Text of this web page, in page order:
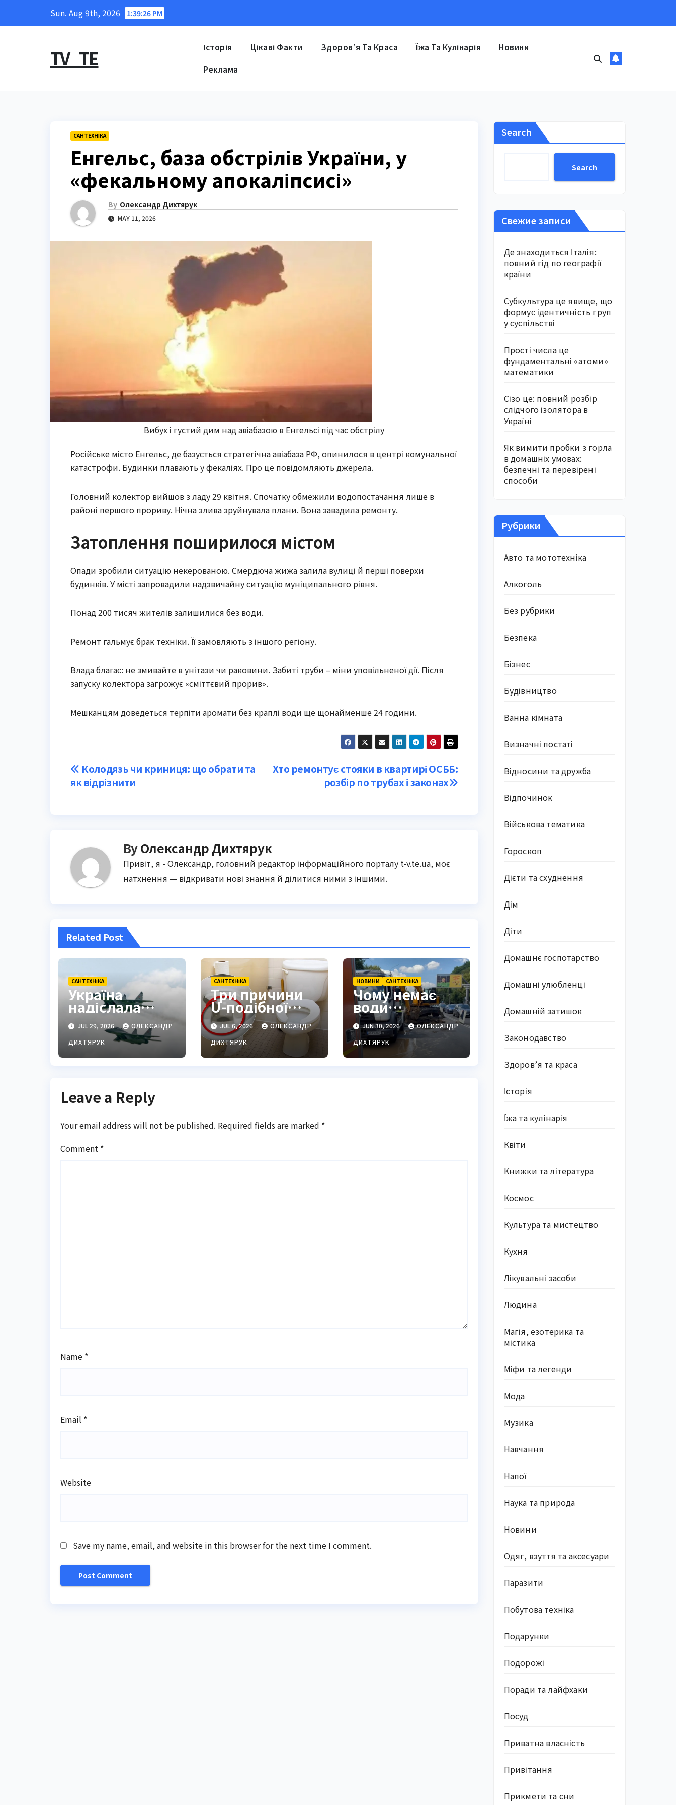
Sun. Aug 9th, 2026 1:39:27 PM
TV_TE Історія Цікаві Факти Здоров’я Та Краса Їжа Та Кулінарія Новини
Реклама
САНТЕХНІКА
Енгельс, база обстрілів України, у
«фекальному апокаліпсисі»
By Олександр Дихтярук
MAY 11, 2026
Вибух і густий дим над авіабазою в Енгельсі під час обстрілу
Російське місто Енгельс, де базується стратегічна авіабаза РФ, опинилося в центрі комунальної
катастрофи. Будинки плавають у фекаліях. Про це повідомляють джерела.
Головний колектор вийшов з ладу 29 квітня. Спочатку обмежили водопостачання лише в
районі першого прориву. Нічна злива зруйнувала плани. Вона завадила ремонту.
Затоплення поширилося містом
Опади зробили ситуацію некерованою. Смердюча жижа залила вулиці й перші поверхи
будинків. У місті запровадили надзвичайну ситуацію муніципального рівня.
Понад 200 тисяч жителів залишилися без води.
Ремонт гальмує брак техніки. Її замовляють з іншого регіону.
Влада благає: не змивайте в унітази чи раковини. Забиті труби – міни уповільненої дії. Після
запуску колектора загрожує «сміттєвий прорив».
Мешканцям доведеться терпіти аромати без краплі води ще щонайменше 24 години.
Post
navigation
Хто ремонтує стояки в квартирі ОСББ:
розбір по трубах і законах
Колодязь чи криниця: що обрати та
як відрізнити
ByОлександр Дихтярук
Привіт, я - Олександр, головний редактор інформаційного порталу t-v.te.ua, моє
натхнення — відкривати нові знання й ділитися ними з іншими.
Related Post
САНТЕХНІКА
Україна
надіслала
Польщі лист
щодо МіГ-29:
переговори
зрушили
JUL 29, 2026
ОЛЕКСАНДР
ДИХТЯРУК
САНТЕХНІКА
Три причини
U-подібної
форми сидінь
у громадських
туалетах
JUL 6, 2026
ОЛЕКСАНДР
ДИХТЯРУК
НОВИНИ САНТЕХНІКА
Чому немає
води
Хмельницьки
й: причини
частих
відключень та
JUN 30, 2026
ОЛЕКСАНДР
ДИХТЯРУК
Leave a Reply
Your email address will not be published. Required fields are marked *
Comment *
Name *
Email *
Website
Save my name, email, and website in this browser for the next time I comment.
Search
Search
Свежие записи
Де знаходиться Італія:
повний гід по географії
країни
Субкультура це явище, що
формує ідентичність груп
у суспільстві
Прості числа це
фундаментальні «атоми»
математики
Сізо це: повний розбір
слідчого ізолятора в
Україні
Як вимити пробки з горла
в домашніх умовах:
безпечні та перевірені
способи
Рубрики
Авто та мототехніка
Алкоголь
Без рубрики
Безпека
Бізнес
Будівництво
Ванна кімната
Визначні постаті
Відносини та дружба
Відпочинок
Військова тематика
Гороскоп
Дієти та схуднення
Дім
Діти
Домашнє госпотарство
Домашні улюбленці
Домашній затишок
Законодавство
Здоров’я та краса
Історія
Їжа та кулінарія
Квіти
Книжки та література
Космос
Культура та мистецтво
Кухня
Лікувальні засоби
Людина
Магія, езотерика та
містика
Міфи та легенди
Мода
Музика
Навчання
Напої
Наука та природа
Новини
Одяг, взуття та аксесуари
Паразити
Побутова техніка
Подарунки
Подорожі
Поради та лайфхаки
Посуд
Приватна власність
Привітання
Прикмети та сни